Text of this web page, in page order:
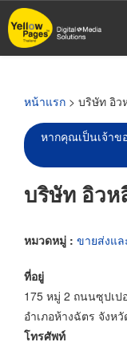
ข้าม
ไป
หน้าแรก > บริษัท อิว
หากคุณเป็นเจ้าข
บริษัท อิวห
หมวดหมู่ : ขายส่งแ
ที่อยู่
175 หมู่ 2 ถนนซุปเป
อำเภอห้างฉัตร จังห
โทรศัพท์